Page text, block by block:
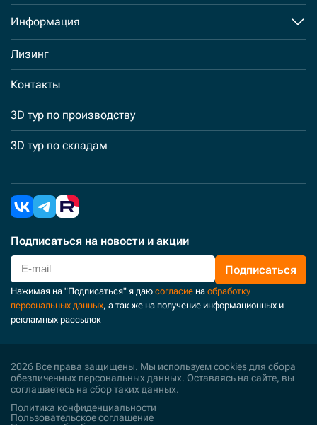
Информация
Лизинг
Контакты
3D тур по производству
3D тур по складам
Подписаться на новости и акции
Подписаться
Нажимая на "Подписаться" я даю согласие на обработку
персональных данных, а так же на получение информационных и
рекламных рассылок
2026 Все права защищены. Мы используем cookies для сбора
обезличенных персональных данных. Оставаясь на сайте, вы
соглашаетесь на сбор таких данных.
Политика конфиденциальности
Пользовательское соглашение